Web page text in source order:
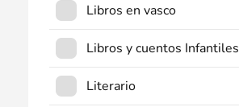
Libros en vasco
Libros y cuentos Infantiles
Literario